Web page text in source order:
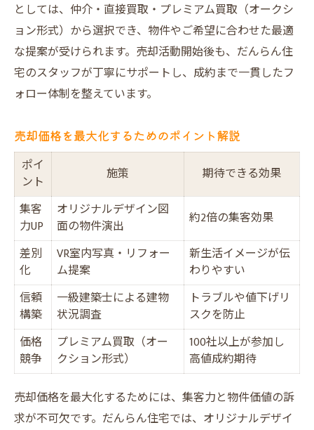
としては、仲介・直接買取・プレミアム買取（オークシ
ョン形式）から選択でき、物件やご希望に合わせた最適
な提案が受けられます。売却活動開始後も、だんらん住
宅のスタッフが丁寧にサポートし、成約まで一貫したフ
ォロー体制を整えています。
売却価格を最大化するためのポイント解説
ポイ
ント
施策
期待できる効果
集客
力UP
オリジナルデザイン図
面の物件演出
約2倍の集客効果
差別
化
VR室内写真・リフォー
ム提案
新生活イメージが伝
わりやすい
信頼
構築
一級建築士による建物
状況調査
トラブルや値下げリ
スクを防止
価格
競争
プレミアム買取（オー
クション形式）
100社以上が参加し
高値成約期待
売却価格を最大化するためには、集客力と物件価値の訴
求が不可欠です。だんらん住宅では、オリジナルデザイ